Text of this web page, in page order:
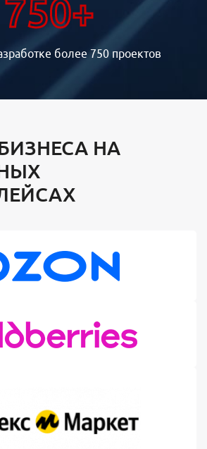
750+
более 750 проектов
НА